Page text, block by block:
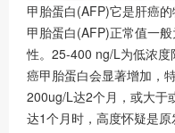
甲胎蛋白(AFP)它是肝癌
甲胎蛋白(AFP)正常值一
性。25-400 ng/L为低浓
癌甲胎蛋白会显著增加，
200ug/L达2个月，或大于
达1个月时，高度怀疑是原